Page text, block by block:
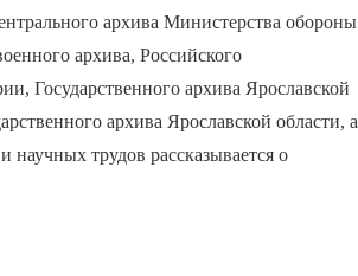
архива Министерства обороны
архива, Российского
Государственного архива Ярославской
архива Ярославской области, а
трудов рассказывается о